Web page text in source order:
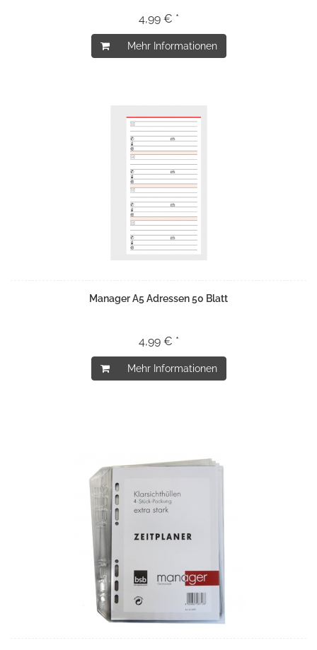
4,99 € *
Mehr Informationen
Manager A5 Adressen 50 Blatt
4,99 € *
Mehr Informationen